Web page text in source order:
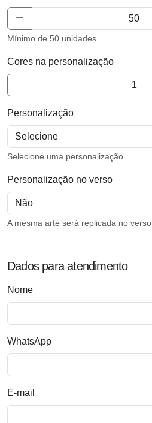
Mínimo de 50 unidades.
Cores na personalização
Personalização
Selecione uma personalização.
Personalização no verso
A mesma arte será replicada no verso.
Dados para atendimento
Nome
WhatsApp
E-mail